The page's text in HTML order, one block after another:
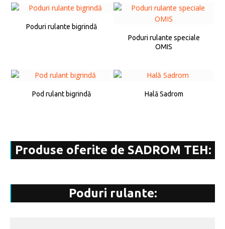
Poduri rulante bigrindă
Poduri rulante speciale
OMIS
Pod rulant bigrindă Hală Sadrom
Produse oferite de SADROM TEH:
Poduri rulante: